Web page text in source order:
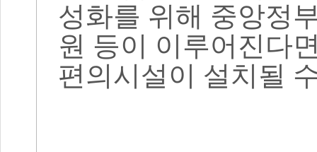
성화를 위해 중앙정
원 등이 이루어진다
편의시설이 설치될